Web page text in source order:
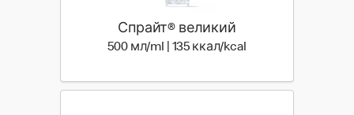
Спрайт® великий
500 мл/ml | 135 ккал/kcal